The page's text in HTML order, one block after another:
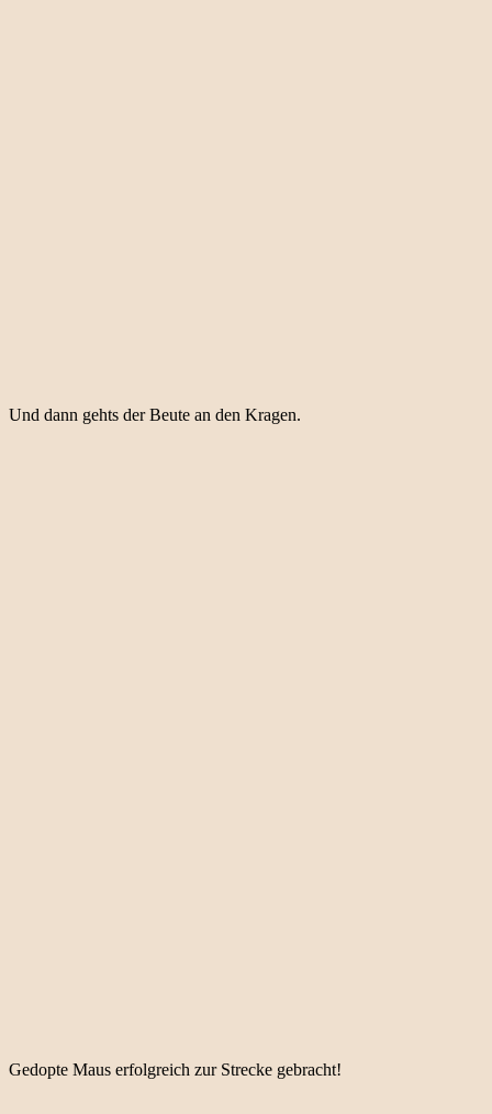
Und dann gehts der Beute an den Kragen.
Gedopte Maus erfolgreich zur Strecke gebracht!